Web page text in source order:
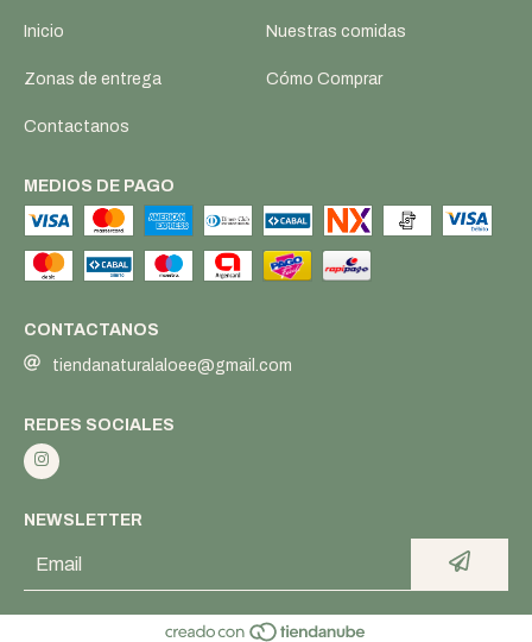
Inicio Nuestras comidas
Zonas de entrega Cómo Comprar
Contactanos
MEDIOS DE PAGO
CONTACTANOS
tiendanaturalaloee@gmail.com
REDES SOCIALES
NEWSLETTER